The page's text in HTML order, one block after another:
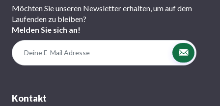
Möchten Sie unseren Newsletter erhalten, um auf dem
Laufenden zu bleiben?
Melden Sie sich an!
Kontakt